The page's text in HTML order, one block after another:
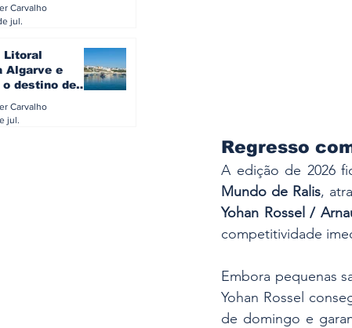
Regresso
A edição de 2026
Mundo de Ralis,
Yohan Rossel /
competitividade
Embora pequenas
Yohan Rossel
de domingo e
do turista na
Carvalho
jul.
Litoral
Algarve e
o destino de
Carvalho
jul.